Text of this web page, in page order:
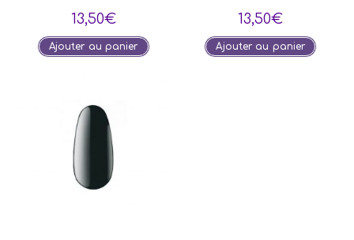
13,50€
Ajouter au panier
13,50€
Ajouter au panier